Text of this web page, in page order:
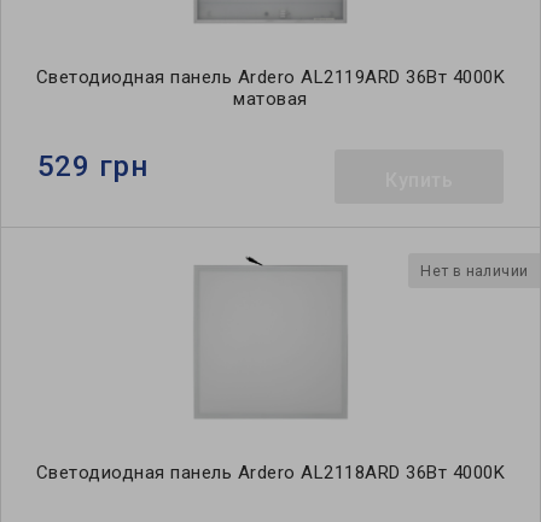
Светодиодная панель Ardero AL2119ARD 36Вт 4000K
матовая
529 грн
Нет в наличии
Светодиодная панель Ardero AL2118ARD 36Вт 4000K